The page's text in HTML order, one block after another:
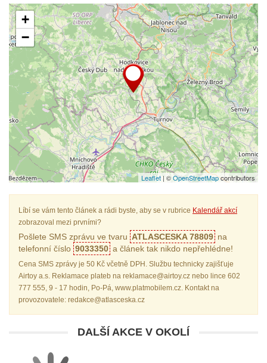
+
−
Leaflet | ©OpenStreetMapcontributors
Líbí se vám tento článek a rádi byste, aby se v rubrice Kalendář akcí
zobrazoval mezi prvními?
Pošlete SMS zprávu ve tvaru ATLASCESKA 78809 na
telefonní číslo 9033350 a článek tak nikdo nepřehlédne!
Cena SMS zprávy je 50 Kč včetně DPH. Službu technicky zajišťuje
Airtoy a.s. Reklamace plateb na reklamace@airtoy.cz nebo lince 602
777 555, 9 - 17 hodin, Po-Pá, www.platmobilem.cz. Kontakt na
provozovatele: redakce@atlasceska.cz
DALŠÍ AKCE V OKOLÍ